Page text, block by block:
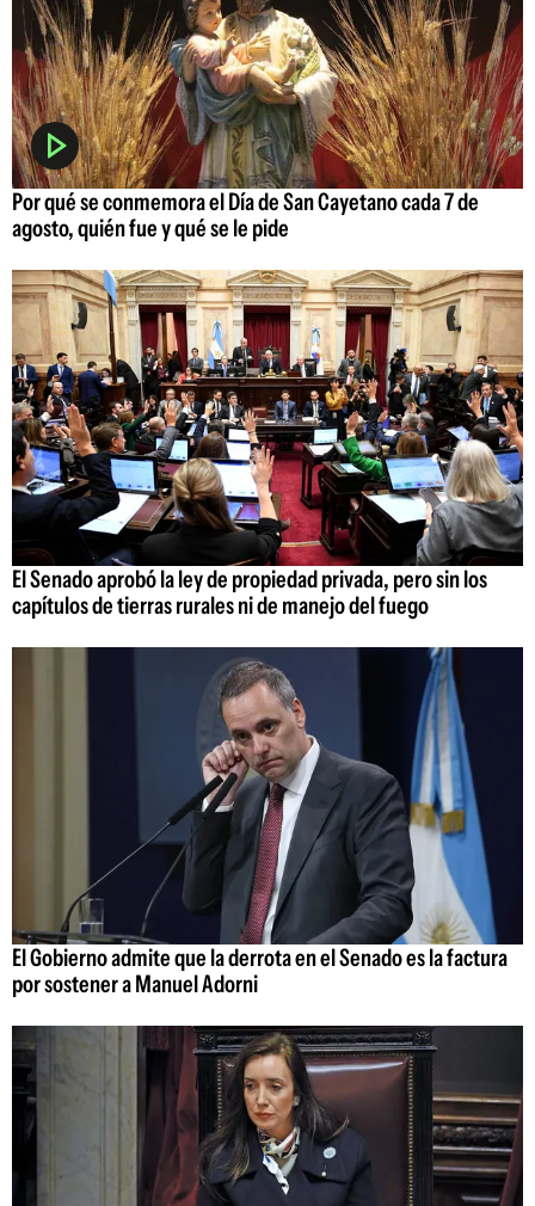
Por qué se conmemora el Día de San Cayetano cada 7 de
agosto, quién fue y qué se le pide
El Senado aprobó la ley de propiedad privada, pero sin los
capítulos de tierras rurales ni de manejo del fuego
El Gobierno admite que la derrota en el Senado es la factura
por sostener a Manuel Adorni